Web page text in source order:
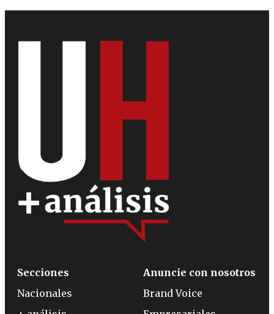
Secciones
Nacionales
Anuncie con nosotros
Brand Voice